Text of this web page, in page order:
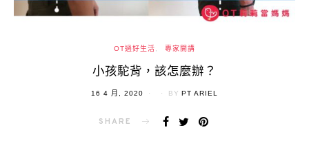
OT過好生活 專家開講
小孩駝背，該怎麼辦？
POSTED
16 4 月, 2020 BY PT ARIEL
SHARE